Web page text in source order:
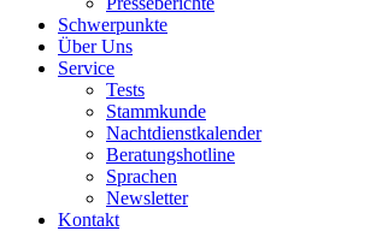
Schwerpunkte
Über Uns
Service
Tests
Stammkunde
Nachtdienstkalender
Beratungshotline
Sprachen
Newsletter
Kontakt